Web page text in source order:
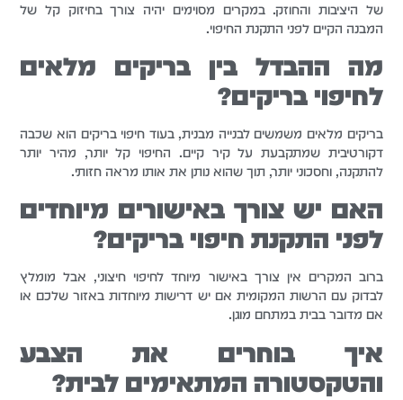
של היציבות והחוזק. במקרים מסוימים יהיה צורך בחיזוק קל של
המבנה הקיים לפני התקנת החיפוי.
מה ההבדל בין בריקים מלאים
לחיפוי בריקים?
בריקים מלאים משמשים לבנייה מבנית, בעוד חיפוי בריקים הוא שכבה
דקורטיבית שמתקבעת על קיר קיים. החיפוי קל יותר, מהיר יותר
להתקנה, וחסכוני יותר, תוך שהוא נותן את אותו מראה חזותי.
האם יש צורך באישורים מיוחדים
לפני התקנת חיפוי בריקים?
ברוב המקרים אין צורך באישור מיוחד לחיפוי חיצוני, אבל מומלץ
לבדוק עם הרשות המקומית אם יש דרישות מיוחדות באזור שלכם או
אם מדובר בבית במתחם מוגן.
איך בוחרים את הצבע
והטקסטורה המתאימים לבית?